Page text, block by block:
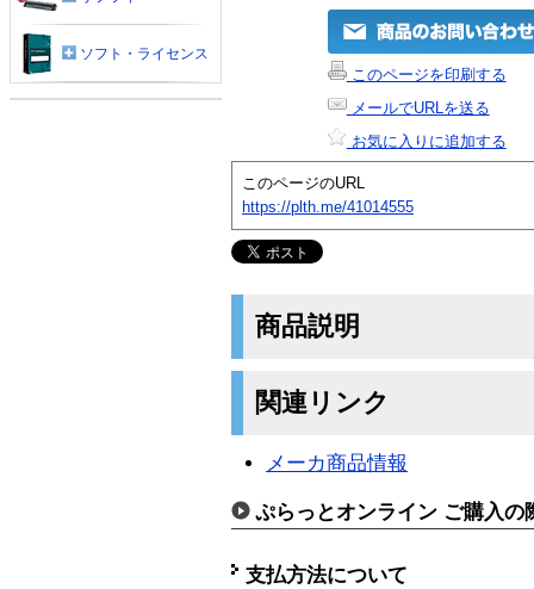
このページを印刷する
メールでURLを送る
お気に入りに追加する
このページのURL
https://plth.me/41014555
商品説明
関連リンク
メーカ商品情報
ぷらっとオンライン ご購入の
支払方法について
ソフト・ライセンス